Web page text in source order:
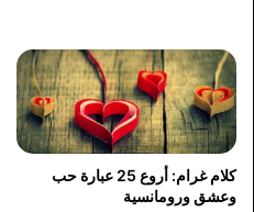
كلام غرام: أروع 25 عبارة حب
وعشق ورومانسية